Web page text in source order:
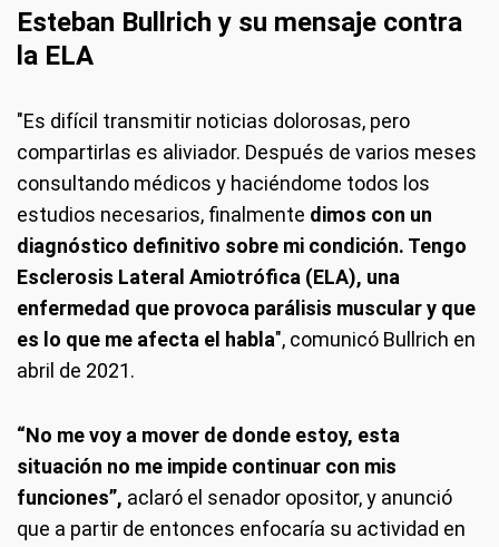
Esteban Bullrich y su mensaje contra
la ELA
"Es difícil transmitir noticias dolorosas, pero
compartirlas es aliviador. Después de varios meses
consultando médicos y haciéndome todos los
estudios necesarios, finalmente dimos con un
diagnóstico definitivo sobre mi condición. Tengo
Esclerosis Lateral Amiotrófica (ELA), una
enfermedad que provoca parálisis muscular y que
es lo que me afecta el habla", comunicó Bullrich en
abril de 2021.
“No me voy a mover de donde estoy, esta
situación no me impide continuar con mis
funciones”, aclaró el senador opositor, y anunció
que a partir de entonces enfocaría su actividad en